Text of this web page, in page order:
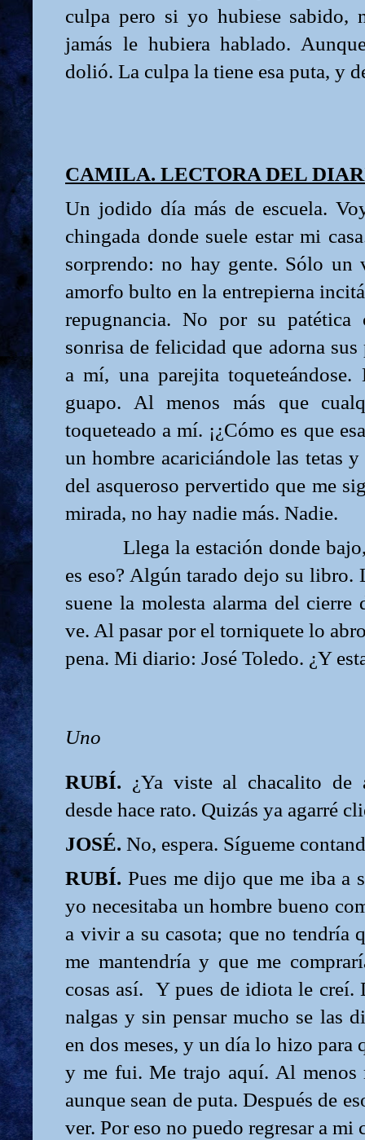
culpa pero si yo hubiese sabido,
jamás le hubiera hablado.
dolió. La culpa la tiene esa puta, y
CAMILA. LECTORA DEL
Un jodido día más de escuela.
chingada donde suele estar mi
sorprendo: no hay gente. Sólo un
amorfo bulto en la entrepierna
repugnancia. No por su
sonrisa de felicidad que adorna sus
a mí, una parejita
guapo. Al menos más que
toqueteado a mí. ¡¿Cómo es que
un hombre acariciándole las tetas
del asqueroso pervertido que me
mirada, no hay nadie más. Nadie.
Llega la estación donde
es eso? Algún tarado dejo su libro.
suene la molesta alarma del cierre
ve. Al pasar por el torniquete lo
pena. Mi diario: José Toledo. ¿Y
Uno
RUBÍ. ¿Ya viste al chacalito de
desde hace rato. Quizás ya agarré
JOSÉ. No, espera. Sígueme
RUBÍ. Pues me dijo que me iba a
yo necesitaba un hombre bueno
a vivir a su casota; que no tendría
me mantendría y que me
cosas así. Y pues de idiota le creí.
nalgas y sin pensar mucho se las
en dos meses, y un día lo hizo
y me fui. Me trajo aquí. Al menos
aunque sean de puta. Después de
ver. Por eso no puedo regresar a mi